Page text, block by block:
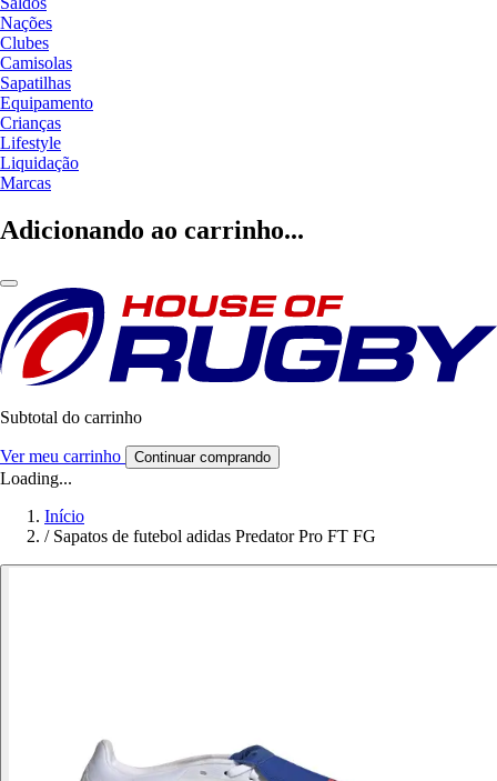
Nações
Clubes
Camisolas
Sapatilhas
Equipamento
Crianças
Lifestyle
Liquidação
Marcas
Adicionando ao carrinho...
Subtotal do carrinho
Ver meu carrinho Continuar comprando
Loading...
Início
/ Sapatos de futebol adidas Predator Pro FT FG